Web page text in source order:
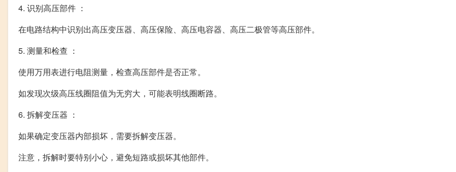
4. 识别高压部件 ：
在电路结构中识别出高压变压器、高压保险、高压电容器、高压二极管等高压部件。
5. 测量和检查 ：
使用万用表进行电阻测量，检查高压部件是否正常。
如发现次级高压线圈阻值为无穷大，可能表明线圈断路。
6. 拆解变压器 ：
如果确定变压器内部损坏，需要拆解变压器。
注意，拆解时要特别小心，避免短路或损坏其他部件。